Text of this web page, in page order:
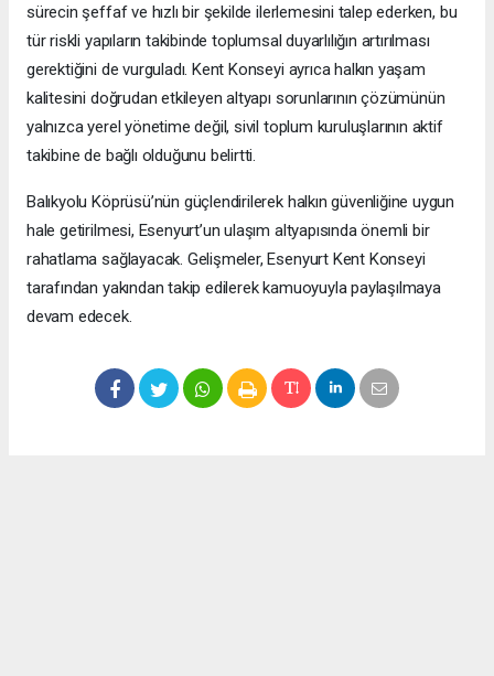
sürecin şeffaf ve hızlı bir şekilde ilerlemesini talep ederken, bu
tür riskli yapıların takibinde toplumsal duyarlılığın artırılması
gerektiğini de vurguladı. Kent Konseyi ayrıca halkın yaşam
kalitesini doğrudan etkileyen altyapı sorunlarının çözümünün
yalnızca yerel yönetime değil, sivil toplum kuruluşlarının aktif
takibine de bağlı olduğunu belirtti.
Balıkyolu Köprüsü’nün güçlendirilerek halkın güvenliğine uygun
hale getirilmesi, Esenyurt’un ulaşım altyapısında önemli bir
rahatlama sağlayacak. Gelişmeler, Esenyurt Kent Konseyi
tarafından yakından takip edilerek kamuoyuyla paylaşılmaya
devam edecek.